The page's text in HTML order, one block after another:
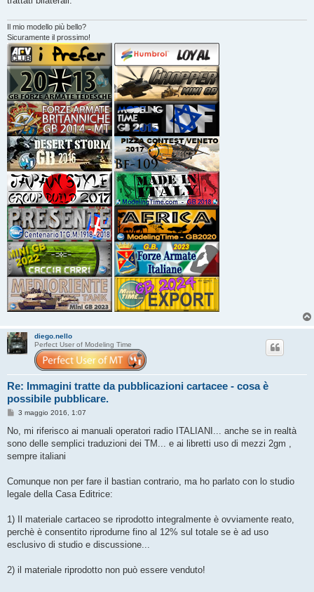
Il mio modello più bello?
Sicuramente il prossimo!
diego.nello
Perfect User of Modeling Time
Re: Immagini tratte da pubblicazioni cartacee - cosa è
possibile pubblicare.
M
s
a
g
o
3 maggio 2016, 1:07
No, mi riferisco ai manuali operatori radio ITALIANI... anche se in realtà
sono delle semplici traduzioni dei TM... e ai libretti uso di mezzi 2gm ,
sempre italiani
Comunque non per fare il bastian contrario, ma ho parlato con lo studio
legale della Casa Editrice:
1) Il materiale cartaceo se riprodotto integralmente è ovviamente reato,
perchè è consentito riprodurne fino al 12% sul totale se è ad uso
esclusivo di studio e discussione...
2) il materiale riprodotto non può essere venduto!